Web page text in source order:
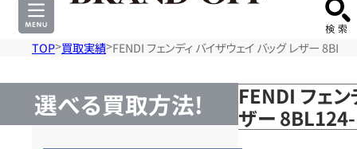
TOP 買取実績 FENDI フェンディ バイザウェイ バッグ レザー
選べる買取方法!
FENDI フェン
ザー